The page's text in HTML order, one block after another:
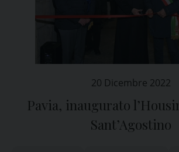
20 Dicembre 2022
Pavia, inaugurato
Sant’Agostino